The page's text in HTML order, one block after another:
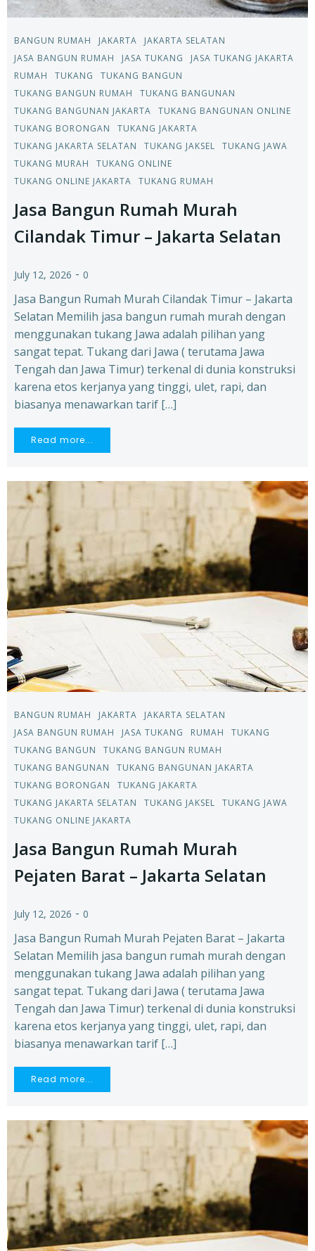
BANGUN RUMAH JAKARTA
JAKARTA SELATAN
JASA BANGUN RUMAH
JASA TUKANG
JASA TUKANG JAKARTA
RUMAH
TUKANG
TUKANG BANGUN
TUKANG BANGUN RUMAH
TUKANG BANGUNAN
TUKANG BANGUNAN JAKARTA
TUKANG BANGUNAN ONLINE
TUKANG BORONGAN
TUKANG JAKARTA
TUKANG JAKARTA SELATAN
TUKANG JAKSEL
TUKANG JAWA
TUKANG MURAH
TUKANG ONLINE
TUKANG ONLINE JAKARTA
TUKANG RUMAH
Jasa Bangun Rumah Murah
Cilandak Timur – Jakarta Selatan
July 12, 2026 - 0
Jasa Bangun Rumah Murah Cilandak Timur – Jakarta
Selatan Memilih jasa bangun rumah murah dengan
menggunakan tukang Jawa adalah pilihan yang
sangat tepat. Tukang dari Jawa ( terutama Jawa
Tengah dan Jawa Timur) terkenal di dunia konstruksi
karena etos kerjanya yang tinggi, ulet, rapi, dan
biasanya menawarkan tarif […]
Read more...
BANGUN RUMAH JAKARTA
JAKARTA SELATAN
JASA BANGUN RUMAH
JASA TUKANG RUMAH
TUKANG
TUKANG BANGUN
TUKANG BANGUN RUMAH
TUKANG BANGUNAN
TUKANG BANGUNAN JAKARTA
TUKANG BORONGAN
TUKANG JAKARTA
TUKANG JAKARTA SELATAN
TUKANG JAKSEL
TUKANG JAWA
TUKANG ONLINE JAKARTA
Jasa Bangun Rumah Murah
Pejaten Barat – Jakarta Selatan
July 12, 2026 - 0
Jasa Bangun Rumah Murah Pejaten Barat – Jakarta
Selatan Memilih jasa bangun rumah murah dengan
menggunakan tukang Jawa adalah pilihan yang
sangat tepat. Tukang dari Jawa ( terutama Jawa
Tengah dan Jawa Timur) terkenal di dunia konstruksi
karena etos kerjanya yang tinggi, ulet, rapi, dan
biasanya menawarkan tarif […]
Read more...